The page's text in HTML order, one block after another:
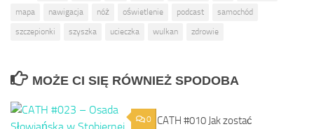
mapa
nawigacja nóż oświetlenie podcast
samochód
szczepionki
szyszka ucieczka wulkan zdrowie
MOŻE CI SIĘ RÓWNIEŻ SPODOBA
0
CATH #010 Jak zostać